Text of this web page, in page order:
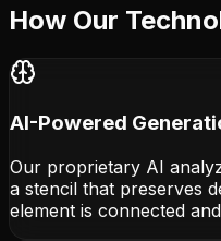
How Our
AI-Powered
Our proprietary AI
a stencil that preserves
element is connected